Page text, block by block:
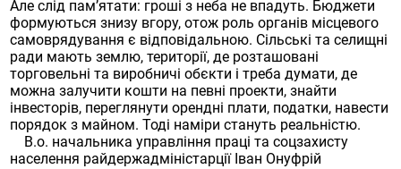
Але слід пам’ятати: гроші з неба не впадуть. Бюджети
формуються знизу вгору, отож роль органів місцевого
самоврядування є відповідальною. Сільські та селищні
ради мають землю, території, де розташовані
торговельні та виробничі обєкти і треба думати, де
можна залучити кошти на певні проекти, знайти
інвесторів, переглянути орендні плати, податки, навести
порядок з майном. Тоді наміри стануть реальністю.
В.о. начальника управління праці та соцзахисту
населення райдержадміністарції Іван Онуфрій